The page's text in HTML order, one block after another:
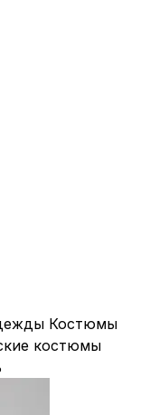
Костюмы
костюмы